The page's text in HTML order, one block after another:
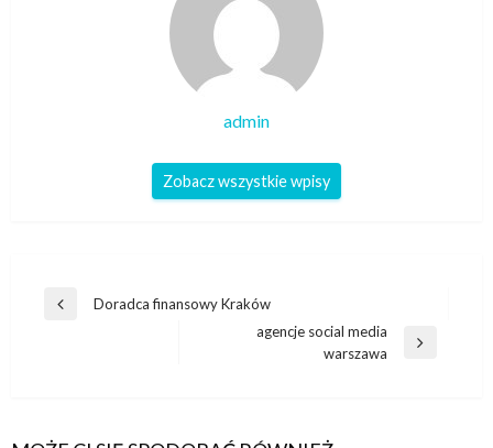
admin
Zobacz wszystkie wpisy
Nawigacja
Poprzedni
Doradca finansowy Kraków
agencje social media
warszawa